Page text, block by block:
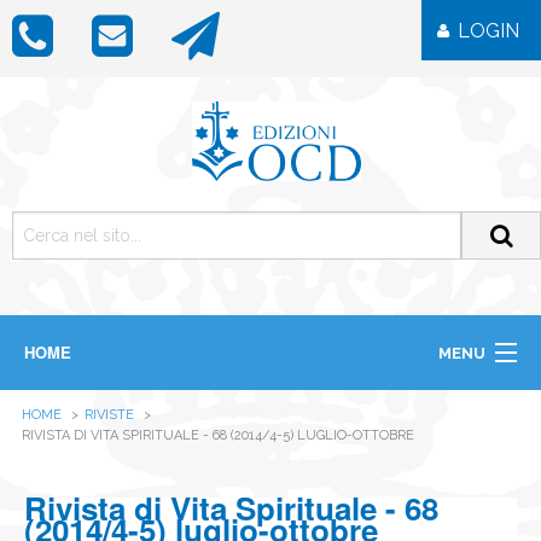
LOGIN
HOME MENU
LIBRI
IMMAGINI
OGGETTISTICA
HOME
RIVISTE
RIVISTA DI VITA SPIRITUALE - 68 (2014/4-5) LUGLIO-OTTOBRE
Rivista di Vita Spirituale - 68
(2014/4-5) luglio-ottobre